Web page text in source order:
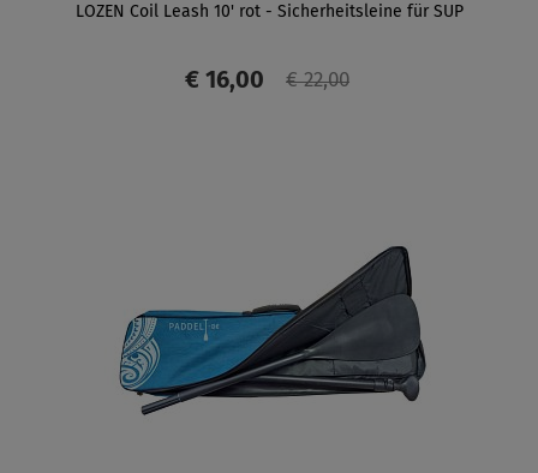
LOZEN Coil Leash 10' rot - Sicherheitsleine für SUP
€ 16,00 € 22,00